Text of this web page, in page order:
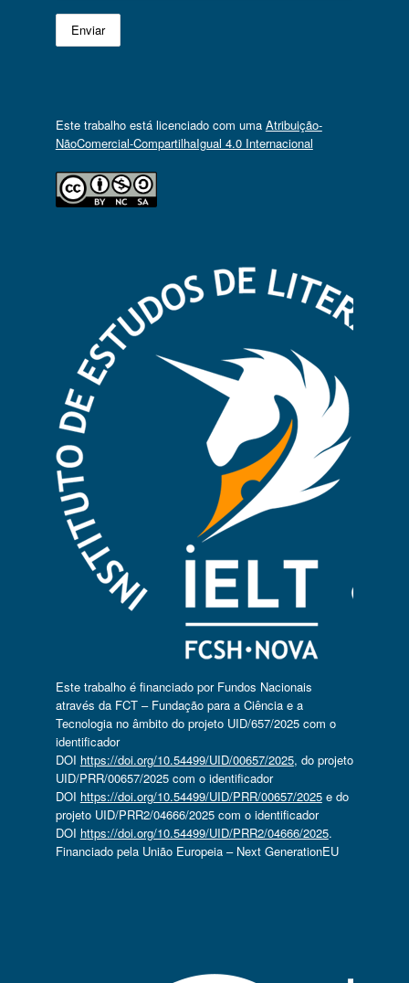
Este trabalho está licenciado com uma Atribuição-
NãoComercial-CompartilhaIgual 4.0 Internacional
Este trabalho é financiado por Fundos Nacionais
através da FCT – Fundação para a Ciência e a
Tecnologia no âmbito do projeto UID/657/2025 com o
identificador
DOI https://doi.org/10.54499/UID/00657/2025, do projeto
UID/PRR/00657/2025 com o identificador
DOI https://doi.org/10.54499/UID/PRR/00657/2025e do
projeto UID/PRR2/04666/2025 com o identificador
DOI https://doi.org/10.54499/UID/PRR2/04666/2025.
Financiado pela União Europeia – Next GenerationEU